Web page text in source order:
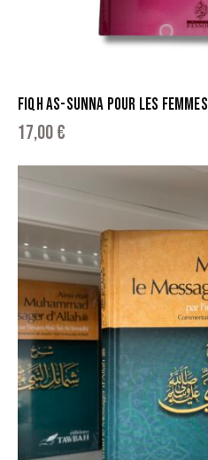
FIQH AS-SUNNA POUR LES FEMMES
17,00€